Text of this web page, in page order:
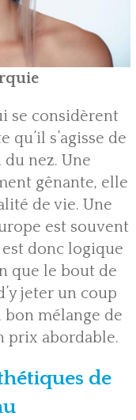
se considèrent
s’agisse de
nez. Une
gênante, elle
de vie. Une
est souvent
donc logique
que le bout de
jeter un coup
mélange de
prix abordable.
de